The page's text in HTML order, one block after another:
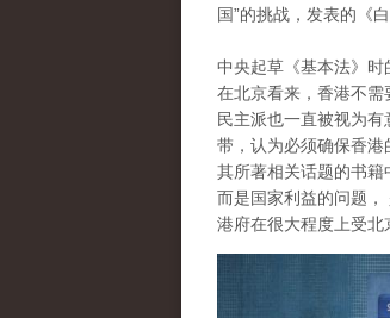
国”的挑战，发表的《
中央起草《基本法》时
在北京看来，香港不
民主派也一直被视为
带，认为必须确保香港
其所著相关话题的书籍
而是国家利益的问题，
港府在很大程度上受北